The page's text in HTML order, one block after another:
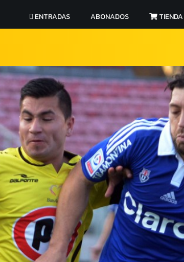
ENTRADAS ABONADOS TIENDA